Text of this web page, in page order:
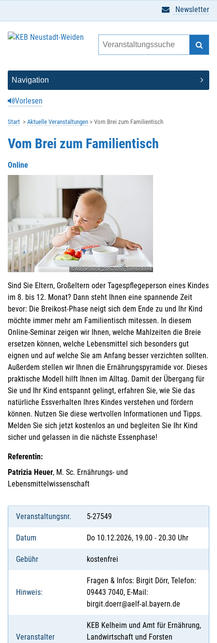
Vorlesen
Newsletter
Start Aktuelle Veranstaltungen Vom Brei zum Familientisch
Vom Brei zum Familientisch
Online
©AdobeStock_208570355_Tomsickova
Sind Sie Eltern, Großeltern oder Tagespflegeperson eines Kindes
im 8. bis 12. Monat? Dann steht Ihnen eine spannende Zeit
bevor: Die Breikost-Phase neigt sich dem Ende zu und Ihr Kind
möchte immer mehr am Familientisch mitessen. In diesem
Online-Seminar zeigen wir Ihnen, welche Mahlzeiten die Breie
ersetzen können, welche Lebensmittel sich besonders gut
eignen und auf welche Sie am Anfang besser verzichten sollten.
Außerdem stellen wir Ihnen die Ernährungspyramide vor. Dieses
praktische Modell hilft Ihnen im Alltag. Damit der Übergang für
Sie und Ihr Kind entspannt gelingt, erfahren Sie, wie Sie das
natürliche Essverhalten Ihres Kindes verstehen und fördern
können. Nutzen Sie diese wertvollen Informationen und Tipps.
Melden Sie sich jetzt kostenlos an und begleiten Sie Ihr Kind
sicher und gelassen in die nächste Essenphase!
Referentin:
Patrizia Heuer, M. Sc. Ernährungs- und
Lebensmittelwissenschaft
Veranstaltungsnr. 5-27549
Datum Do 10.12.2026, 19.00 - 20.30 Uhr
Gebühr kostenfrei
Hinweis:
Fragen & Infos: Birgit Dörr, Telefon:
09443 7040, E-Mail:
birgit.doerr@aelf-al.bayern.de
Veranstalter
KEB Kelheim und Amt für Ernährung,
Landwirtschaft und Forsten